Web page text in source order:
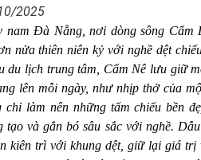
2025
nam Đà Nẵng, nơi dòng sông Cẩm
nửa thiên niên kỷ với nghề dệt
du lịch trung tâm, Cẩm Nê lưu giữ
lên mỗi ngày, như nhịp thở của
chỉ làm nên những tấm chiếu bền
tạo và gắn bó sâu sắc với nghề.
kiên trì với khung dệt, giữ lại giá trị